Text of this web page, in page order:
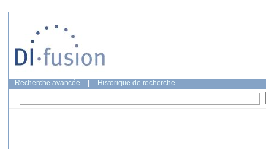
Recherche avancée Historique de recherche